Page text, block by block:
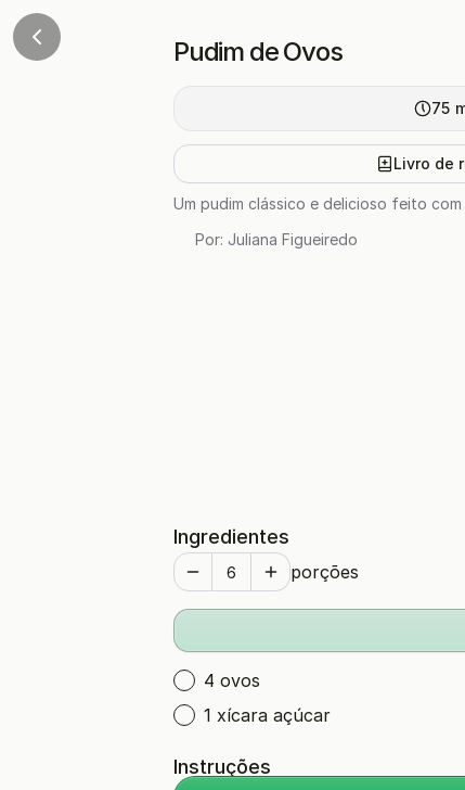
Pudim de Ovos
75
Livro de
Um pudim clássico e delicioso feito
Por: Juliana Figueiredo
Ingredientes
porções
4 ovos
1 xícara açúcar
Instruções